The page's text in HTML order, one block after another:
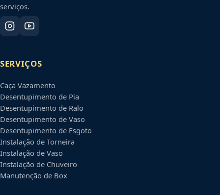
serviços.
SERVIÇOS
Caça Vazamento
Desentupimento de Pia
Desentupimento de Ralo
Desentupimento de Vaso
Desentupimento de Esgoto
Instalação de Torneira
Instalação de Vaso
Instalação de Chuveiro
Manutenção de Box